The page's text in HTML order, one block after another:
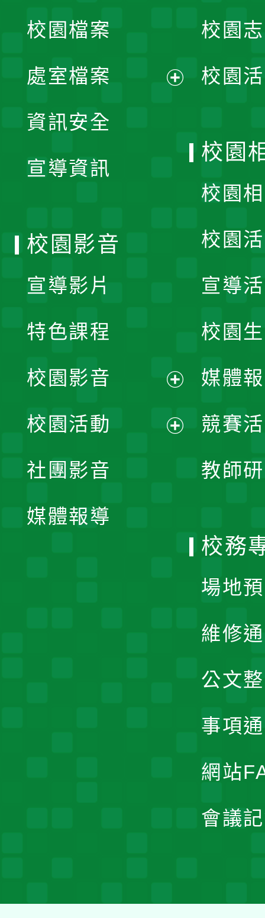
單
校園檔案
處室檔案
資訊安全
宣導資訊
校園
校園
校園
校園
校園
宣導
校園
媒體
競賽
教師
校園影音
宣導影片
特色課程
校園影音
開
校園活動
社團影音
媒體報導
校務
場地
維修
公文
事項
網站
會議